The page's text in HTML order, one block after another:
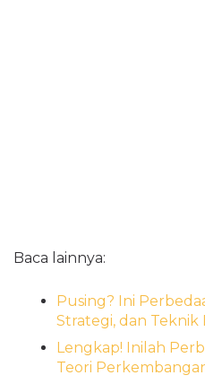
Baca lainnya:
Pusing? Ini
Strategi, dan Teknik
Lengkap! Inilah
Teori